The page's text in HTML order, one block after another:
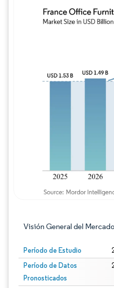
Visión General del Mercado
Período de Estudio
Período de Datos
Pronosticados